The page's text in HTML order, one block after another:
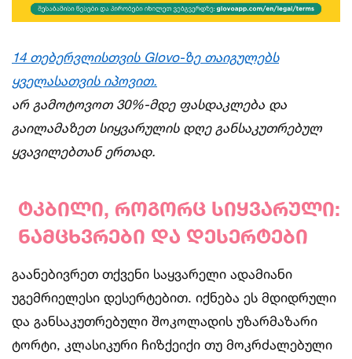
14 თებერვლისთვისGlovo-ზე თაიგულებს
ყველასათვის იპოვით.
არ გამოტოვოთ30%-მდე ფასდაკლება და
გაილამაზეთ სიყვარულის დღე განსაკუთრებულ
ყვავილებთან ერთად.
ტკბილი, როგორც სიყვარული:
ნამცხვრები და დესერტები
გაანებივრეთ თქვენი საყვარელი ადამიანი
უგემრიელესი დესერტებით. იქნება ეს მდიდრული
და განსაკუთრებული შოკოლადის უზარმაზარი
ტორტი, კლასიკური ჩიზქეიქი თუ მოკრძალებული